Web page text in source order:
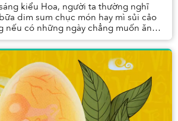
kiểu Hoa, người ta thường nghĩ
dim sum chục món hay mì sủi cảo
nếu có những ngày chẳng muốn ăn
chỉ cần một món gì đó nhẹ nh...